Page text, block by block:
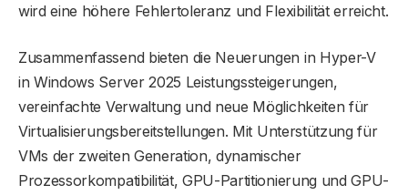
wird eine höhere Fehlertoleranz und Flexibilität erreicht.
Zusammenfassend bieten die Neuerungen in Hyper-V
in Windows Server 2025 Leistungssteigerungen,
vereinfachte Verwaltung und neue Möglichkeiten für
Virtualisierungsbereitstellungen. Mit Unterstützung für
VMs der zweiten Generation, dynamischer
Prozessorkompatibilität, GPU-Partitionierung und GPU-